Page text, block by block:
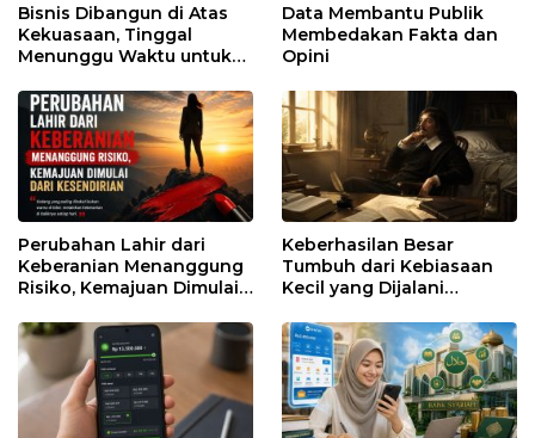
Bisnis Dibangun di Atas
Kekuasaan, Tinggal
Menunggu Waktu untuk
Data Membantu Publik
Membedakan Fakta dan
Opini
Perubahan Lahir dari
Keberanian Menanggung
Risiko, Kemajuan Dimulai
Keberhasilan Besar
Tumbuh dari Kebiasaan
Kecil yang Dijalani